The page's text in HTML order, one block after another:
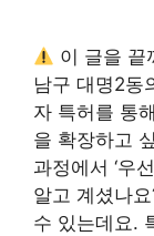
이 글을 끝
남구 대명2동
자 특허를 통
을 확장하고
과정에서 ‘우
알고 계셨나
수 있는데요.